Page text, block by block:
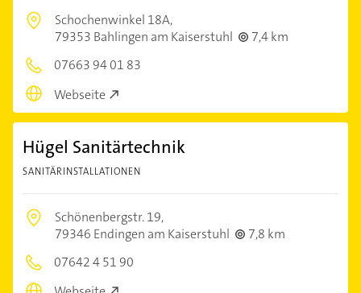
Schochenwinkel 18A,
79353 Bahlingen am Kaiserstuhl
7,4 km
07663 94 01 83
Webseite
Hügel Sanitärtechnik
SANITÄRINSTALLATIONEN
Schönenbergstr. 19,
79346 Endingen am Kaiserstuhl
7,8 km
07642 4 51 90